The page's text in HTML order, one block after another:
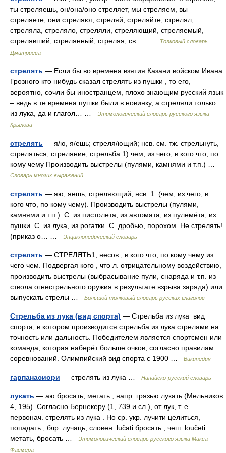
ты стреляешь, он/она/оно стреляет, мы стреляем, вы
стреляете, они стреляют, стреляй, стреляйте, стрелял,
стреляла, стреляло, стреляли, стреляющий, стреляемый,
стрелявший, стрелянный, стреляя; св.… …
Толковый словарь
Дмитриева
стрелять — Если бы во времена взятия Казани войском Ивана
Грозного кто нибудь сказал стрелять из пушки , то его,
вероятно, сочли бы иностранцем, плохо знающим русский язык
– ведь в те времена пушки были в новинку, а стреляли только
из лука, да и глагол… …
Этимологический словарь русского языка
Крылова
стрелять — я/ю, я/ешь; стреля/ющий; нсв. см. тж. стрельнуть,
стреляться, стреляние, стрельба 1) чем, из чего, в кого что, по
кому чему Производить выстрелы (пулями, камнями и т.п.) …
Словарь многих выражений
стрелять — яю, яешь; стреляющий; нсв. 1. (чем, из чего, в
кого что, по кому чему). Производить выстрелы (пулями,
камнями и т.п.). С. из пистолета, из автомата, из пулемёта, из
пушки. С. из лука, из рогатки. С. дробью, порохом. Не стрелять!
(приказ о… …
Энциклопедический словарь
стрелять — СТРЕЛЯТЬ1, несов., в кого что, по кому чему из
чего чем. Подвергая кого , что л. отрицательному воздействию,
производить выстрелы (выбрасывание пули, снаряда и т.п. из
ствола огнестрельного оружия в результате взрыва заряда) или
выпускать стрелы …
Большой толковый словарь русских глаголов
Стрельба из лука (вид спорта) — Стрельба из лука вид
спорта, в котором производится стрельба из лука стрелами на
точность или дальность. Победителем является спортсмен или
команда, которая наберёт больше очков, согласно правилам
соревнований. Олимпийский вид спорта с 1900 …
Википедия
гарпанасиори — стрелять из лука … Нанайско-русский словарь
лукать — аю бросать, метать , напр. грязью лукать (Мельников
4, 195). Согласно Бернекеру (1, 739 и сл.), от лук, т. е.
первонач. стрелять из лука . Но ср. укр. лучити целиться,
попадать , блр. лучаць, словен. lučati бросать , чеш. loučeti
метать, бросать …
Этимологический словарь русского языка Макса
Фасмера